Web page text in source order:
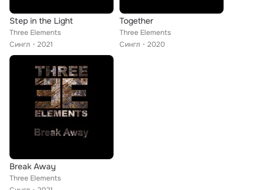
Step in the Light
Three Elements
Сингл
2021
Together
Three Elements
Сингл
2020
Break Away
Three Elements